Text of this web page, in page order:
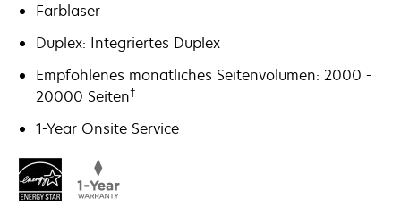
Farblaser
Duplex: Integriertes Duplex
Empfohlenes monatliches Seitenvolumen: 2000 -
20000 Seiten†
1-Year Onsite Service